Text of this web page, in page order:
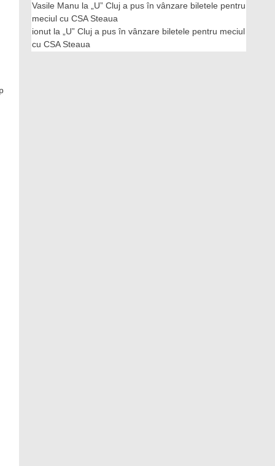
Vasile Manu la
„U” Cluj a pus în vânzare biletele pentru
meciul cu CSA Steaua
ionut la
„U” Cluj a pus în vânzare biletele pentru meciul
cu CSA Steaua